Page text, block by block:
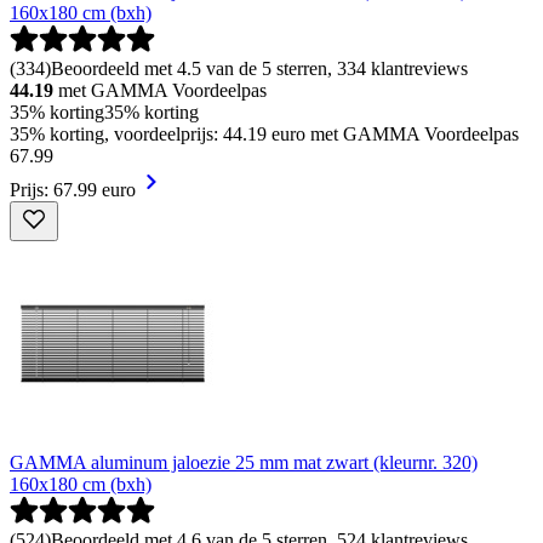
160x180 cm (bxh)
(334)Beoordeeld met 4.5 van de 5 sterren, 334 klantreviews
44.19 met GAMMA Voordeelpas
35% korting35% korting
35% korting, voordeelprijs: 44.19 euro met GAMMA Voordeelpas
67.99
Prijs: 67.99 euro
GAMMA aluminum jaloezie 25 mm mat zwart (kleurnr. 320)
160x180 cm (bxh)